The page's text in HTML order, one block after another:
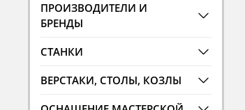
ПРОИЗВОДИТЕЛИ И
БРЕНДЫ
СТАНКИ
ВЕРСТАКИ, СТОЛЫ, КОЗЛЫ